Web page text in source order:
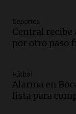
Episodios
Audio.
fallece
Episodios
Audio.
Deportes
Central recibe
por otro paso
Fútbol
Alarma en
lista para